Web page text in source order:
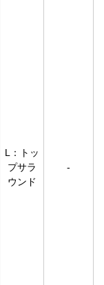
L：トッ
プサラ
ウンド
-